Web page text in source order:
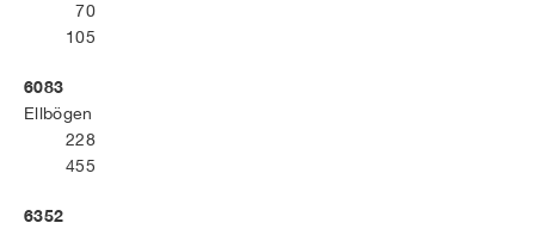
70
105
6083
Ellbögen
228
455
6352